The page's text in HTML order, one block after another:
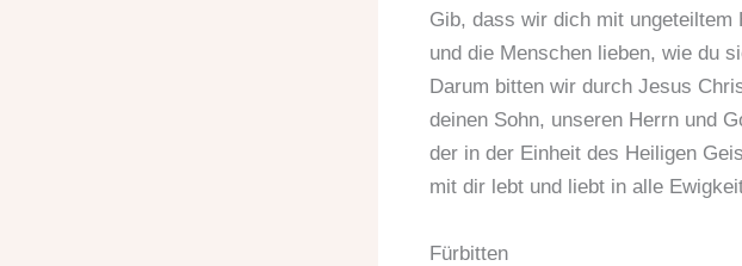
Gib, dass wir dich mit ungeteiltem
und die Menschen lieben, wie du
Darum bitten wir durch Jesus
deinen Sohn, unseren Herrn und
der in der Einheit des Heiligen
mit dir lebt und liebt in alle
Fürbitten